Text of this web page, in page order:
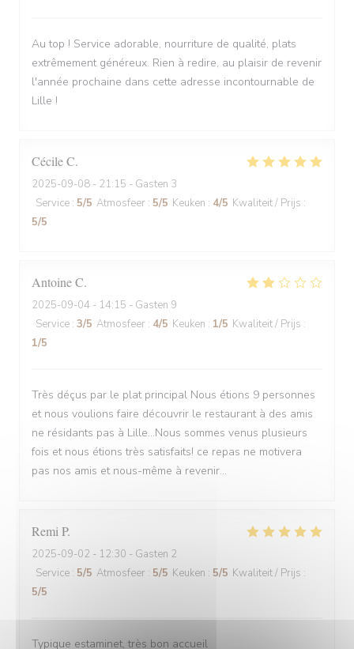
Au top ! Service adorable, nourriture de qualité, plats
extrêmement généreux. Rien à redire, au plaisir de revenir
l'année prochaine dans cette adresse incontournable de
Lille !
CécileC
2025-09-08 - 21:15 - Gasten 3
Service : 5/5 Atmosfeer : 5/5 Keuken : 4/5 Kwaliteit / Prijs :
5/5
AntoineC
2025-09-04 - 14:15 - Gasten 9
Service : 3/5 Atmosfeer : 4/5 Keuken : 1/5 Kwaliteit / Prijs :
1/5
Très déçus par le plat principal Nous étions 9 personnes
et nous voulions faire découvrir le restaurant à des amis
ne résidants pas à Lille...Nous sommes venus plusieurs
fois et nous étions très satisfaits! ce repas ne motivera
pas nos amis et nous-même à revenir...
Remi P
2025-09-02 - 12:30 - Gasten 2
Service : 5/5 Atmosfeer : 5/5 Keuken : 5/5 Kwaliteit / Prijs :
5/5
Typique estaminet, très bon accueil